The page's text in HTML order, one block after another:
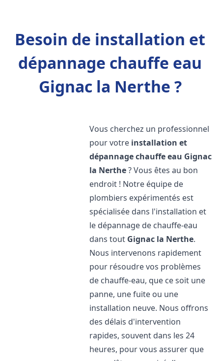
Besoin de installation et
dépannage chauffe eau
Gignac la Nerthe ?
Vous cherchez un professionnel
pour votre installation et
dépannage chauffe eau Gignac
la Nerthe? Vous êtes au bon
endroit ! Notre équipe de
plombiers expérimentés est
spécialisée dans l'installation et
le dépannage de chauffe-eau
dans tout Gignac la Nerthe.
Nous intervenons rapidement
pour résoudre vos problèmes
de chauffe-eau, que ce soit une
panne, une fuite ou une
installation neuve. Nous offrons
des délais d'intervention
rapides, souvent dans les 24
heures, pour vous assurer que